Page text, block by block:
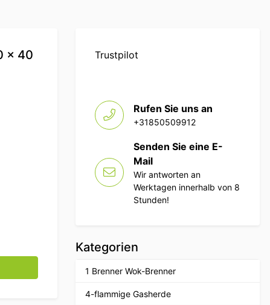
x 40
Menge
Trustpilot
Rufen Sie uns an
+31850509912
Senden Sie eine E-
Mail
Wir antworten an
Werktagen innerhalb von 8
Stunden!
Kategorien
1 Brenner Wok-Brenner
4-flammige Gasherde